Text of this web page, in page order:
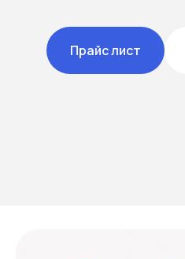
Прайс лист